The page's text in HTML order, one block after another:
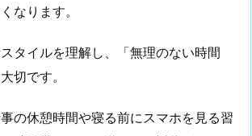
なります。
タイルを理解し、「無理のない時間
切です。
の休憩時間や寝る前にスマホを見る習